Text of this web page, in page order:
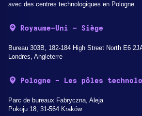
avec des centres technologiques en Pologne.
Royaume-Uni - Siège
Bureau 303B, 182-184 High Street North E6
Londres, Angleterre
Pologne - Les pôles
Parc de bureaux Fabryczna, Aleja
Pokoju 18, 31-564 Kraków